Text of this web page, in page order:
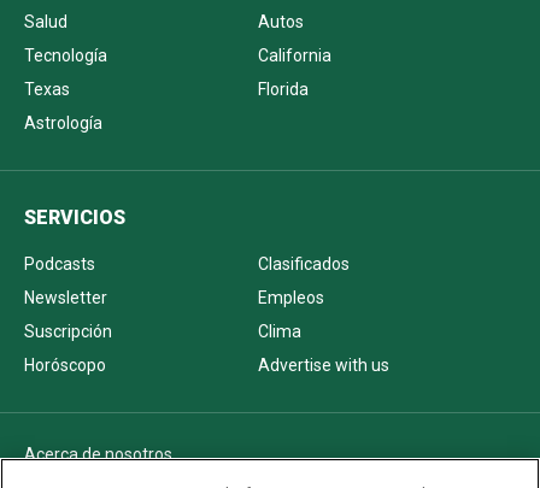
Salud
Autos
Tecnología
California
Texas
Florida
Astrología
SERVICIOS
Podcasts
Clasificados
Newsletter
Empleos
Suscripción
Clima
Horóscopo
Advertise with us
Acerca de nosotros